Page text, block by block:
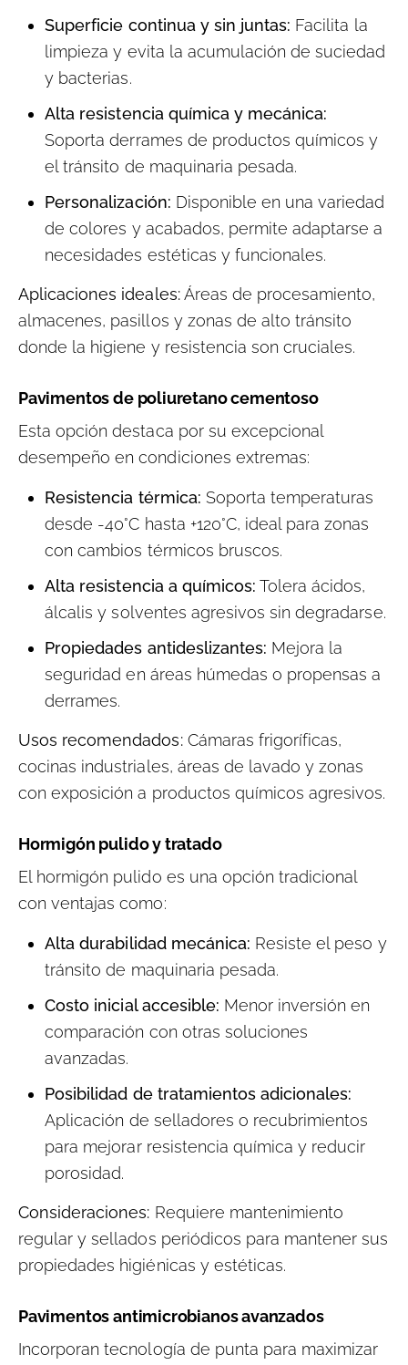
Superficie continua y sin juntas: Facilita la
limpieza y evita la acumulación de suciedad
y bacterias.
Alta resistencia química y mecánica:
Soporta derrames de productos químicos y
el tránsito de maquinaria pesada.
Personalización: Disponible en una variedad
de colores y acabados, permite adaptarse a
necesidades estéticas y funcionales.
Aplicaciones ideales:Áreas de procesamiento,
almacenes, pasillos y zonas de alto tránsito
donde la higiene y resistencia son cruciales.
Pavimentos de poliuretano cementoso
Esta opción destaca por su excepcional
desempeño en condiciones extremas:
Resistencia térmica: Soporta temperaturas
desde -40°C hasta +120°C, ideal para zonas
con cambios térmicos bruscos.
Alta resistencia a químicos: Tolera ácidos,
álcalis y solventes agresivos sin degradarse.
Propiedades antideslizantes: Mejora la
seguridad en áreas húmedas o propensas a
derrames.
Usos recomendados:Cámaras frigoríficas,
cocinas industriales, áreas de lavado y zonas
con exposición a productos químicos agresivos.
Hormigón pulido y tratado
El hormigón pulido es una opción tradicional
con ventajas como:
Alta durabilidad mecánica: Resiste el peso y
tránsito de maquinaria pesada.
Costo inicial accesible: Menor inversión en
comparación con otras soluciones
avanzadas.
Posibilidad de tratamientos adicionales:
Aplicación de selladores o recubrimientos
para mejorar resistencia química y reducir
porosidad.
Consideraciones: Requiere mantenimiento
regular y sellados periódicos para mantener sus
propiedades higiénicas y estéticas.
Pavimentos antimicrobianos avanzados
Incorporan tecnología de punta para maximizar